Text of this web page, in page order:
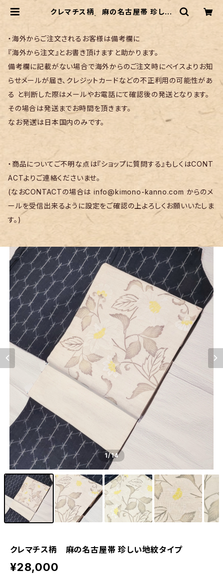
クレマチス柄 麻の名古屋帯 珍しい
地紋タイプ | リサイクル着物 菅野
・海外からご注文されるお客様は備考欄に
『海外から注文』とお書き頂けますと助かります。
備考欄に記載がない場合で海外からのご注文時にベイスよりお知
らせメールが届き、クレジットカードなどの不正利用の可能性があ
る と判断した際はメールやお電話にて確認後の発送となります。
その場合は発送までお時間を頂きます。
なお発送は日本国内のみです。
・商品についてご不明な点は『ショップに質問する』もしくはCONT
ACTよりご連絡くださいませ。
(なおCONTACTの場合はinfo@kimono-kanno.com からのメ
ールを受信出来るように設定をご確認の上よろしくお願いいたしま
す。)
1/14
クレマチス柄 麻の名古屋帯 珍しい地紋タイプ
¥28,000